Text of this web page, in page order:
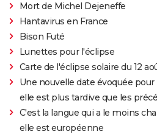
Mort de Michel Dejeneffe
Hantavirus en France
Bison Futé
Lunettes pour l'éclipse
Carte de l'éclipse solaire du 12
Une nouvelle date évoquée pour
elle est plus tardive que les
C'est la langue qui a le moins
elle est européenne